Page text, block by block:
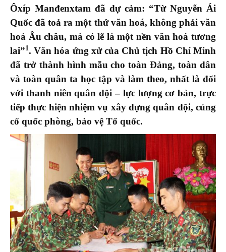
Ôxíp Manđenxtam đã dự cảm: “Từ Nguyễn Ái
Quốc đã toả ra một thứ văn hoá, không phải văn
hoá Âu châu, mà có lẽ là một nền văn hoá tương
lai”1. Văn hóa ứng xử của Chủ tịch Hồ Chí Minh
đã trở thành hình mẫu cho toàn Đảng, toàn dân
và toàn quân ta học tập và làm theo, nhất là đối
với thanh niên quân đội – lực lượng cơ bản, trực
tiếp thực hiện nhiệm vụ xây dựng quân đội, củng
cố quốc phòng, bảo vệ Tổ quốc.